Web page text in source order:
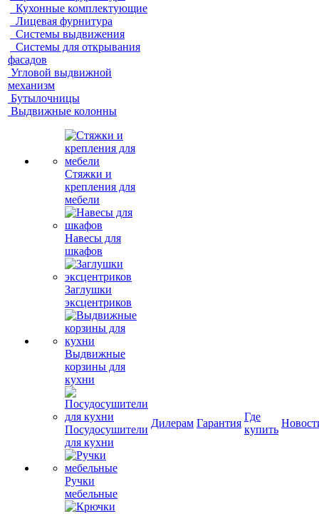
Кухонные комплектующие
Лицевая фурнитура
Системы выдвижения
Системы для открывания
фасадов
Угловой выдвижной
механизм
Бутылочницы
Выдвижные колонны
Стяжки и
крепления для
мебели
Навесы для
шкафов
Заглушки
эксцентриков
Выдвижные
корзины для
кухни
Посудосушители
для кухни
Ручки
мебельные
Дилерам Гарантия
Где
купить